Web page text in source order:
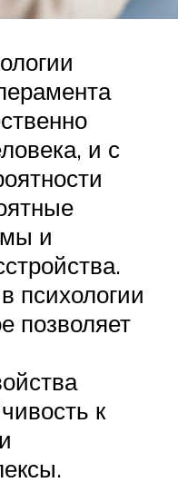
и с
и
психологии
позволяет
к